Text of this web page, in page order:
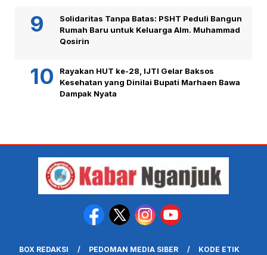
Solidaritas Tanpa Batas: PSHT Peduli Bangun
Rumah Baru untuk Keluarga Alm. Muhammad
Qosirin
Rayakan HUT ke-28, IJTI Gelar Baksos
Kesehatan yang Dinilai Bupati Marhaen Bawa
Dampak Nyata
BOX REDAKSI PEDOMAN MEDIA SIBER KODE ETIK